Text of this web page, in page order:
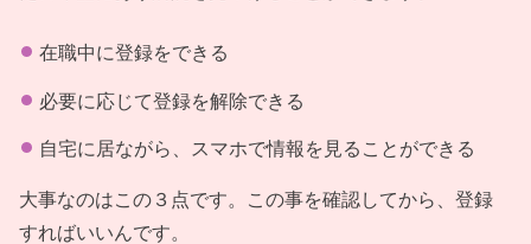
在職中に登録をできる
必要に応じて登録を解除できる
自宅に居ながら、スマホで情報を見ることができる
大事なのはこの３点です。この事を確認してから、登録
すればいいんです。